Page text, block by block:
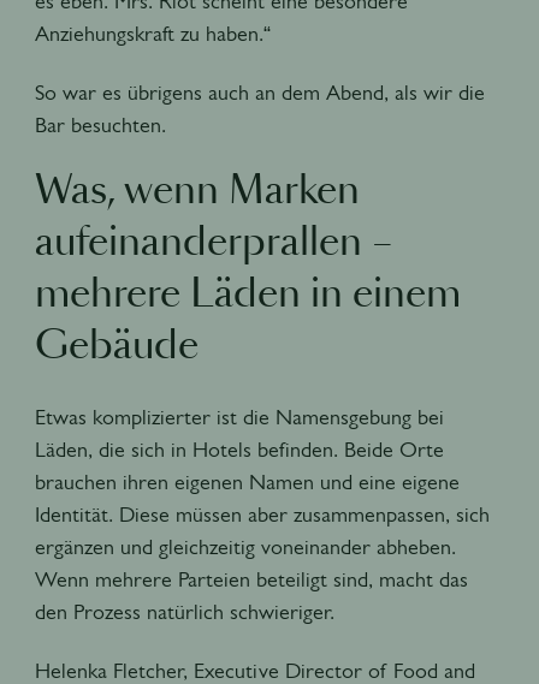
Anziehungskraft zu haben.“
So war es übrigens auch an dem Abend, als wir die
Bar besuchten.
Was, wenn Marken
aufeinanderprallen –
mehrere Läden in einem
Gebäude
Etwas komplizierter ist die Namensgebung bei
Läden, die sich in Hotels befinden. Beide Orte
brauchen ihren eigenen Namen und eine eigene
Identität. Diese müssen aber zusammenpassen, sich
ergänzen und gleichzeitig voneinander abheben.
Wenn mehrere Parteien beteiligt sind, macht das
den Prozess natürlich schwieriger.
Helenka Fletcher, Executive Director of Food and